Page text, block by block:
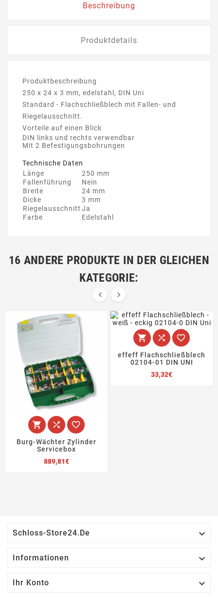
Beschreibung
Produktdetails
Produktbeschreibung
250 x 24 x 3 mm, edelstahl, DIN Uni
Standard - Flachschließblech mit Fallen- und
Riegelausschnitt.
Vorteile auf einen Blick
DIN links und rechts verwendbar
Mit 2 Befestigungsbohrungen
Technische Daten
Länge
250 mm
Fallenführung
Nein
Breite
24 mm
Dicke
3 mm
Riegelausschnitt Ja
Farbe
Edelstahl
16 ANDERE PRODUKTE IN DER GLEICHEN
KATEGORIE:
 
  
Burg-Wächter Zylinder
Servicebox
889,81€Preis
  
effeff Flachschließblech
02104-01 DIN UNI
33,32€Preis
Schloss-Store24.de 
Informationen 
Ihr Konto 